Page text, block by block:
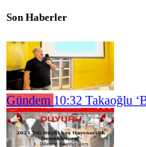
Son Haberler
Gündem 10:32 Takaoğlu